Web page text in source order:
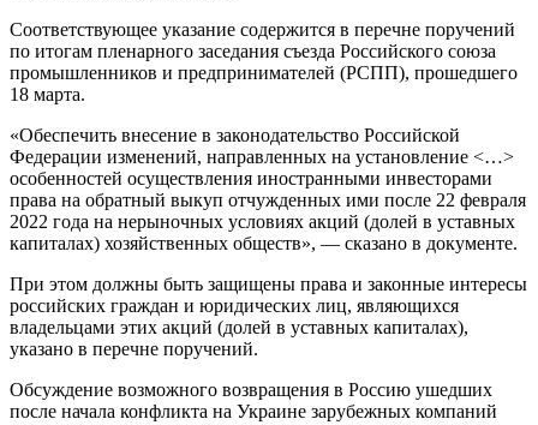
Соответствующее указание содержится в перечне поручений
по итогам пленарного заседания съезда Российского союза
промышленников и предпринимателей (РСПП), прошедшего
18 марта.
«Обеспечить внесение в законодательство Российской
Федерации изменений, направленных на установление <…>
особенностей осуществления иностранными инвесторами
права на обратный выкуп отчужденных ими после 22 февраля
2022 года на нерыночных условиях акций (долей в уставных
капиталах) хозяйственных обществ», — сказано в документе.
При этом должны быть защищены права и законные интересы
российских граждан и юридических лиц, являющихся
владельцами этих акций (долей в уставных капиталах),
указано в перечне поручений.
Обсуждение возможного возвращения в Россию ушедших
после начала конфликта на Украине зарубежных компаний